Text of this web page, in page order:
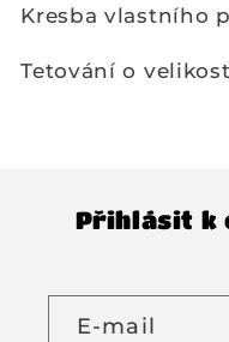
Kresba vlastního
Tetování o
Přihlásit k
E-mail